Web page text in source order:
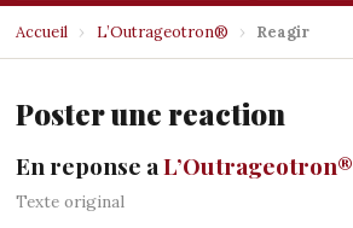
Accueil › L’Outrageotron® › Reagir
Poster une reaction
En reponse aL’Outrageotron®
Texte original